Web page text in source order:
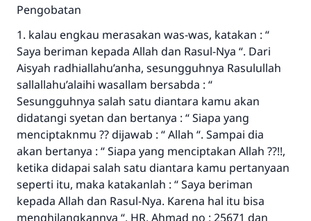
Pengobatan
1. kalau engkau merasakan was-was, katakan : “
Saya beriman kepada Allah dan Rasul-Nya “. Dari
Aisyah radhiallahu’anha, sesungguhnya Rasulullah
sallallahu’alaihi wasallam bersabda : “
Sesungguhnya salah satu diantara kamu akan
didatangi syetan dan bertanya : “ Siapa yang
menciptaknmu ?? dijawab : “ Allah “. Sampai dia
akan bertanya : “ Siapa yang menciptakan Allah ??!!,
ketika didapai salah satu diantara kamu pertanyaan
seperti itu, maka katakanlah : “ Saya beriman
kepada Allah dan Rasul-Nya. Karena hal itu bisa
menghilangkannya “. HR. Ahmad no : 25671 dan